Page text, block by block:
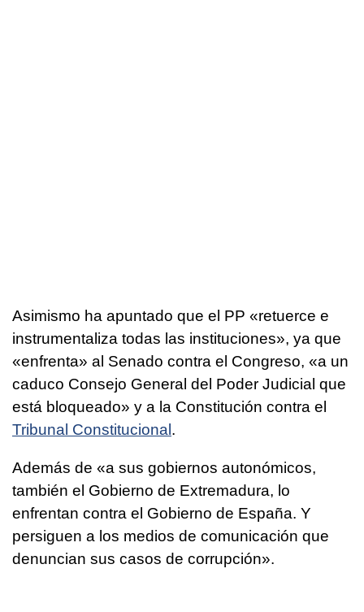
Asimismo ha apuntado que el PP «retuerce e
instrumentaliza todas las instituciones», ya que
«enfrenta» al Senado contra el Congreso, «a un
caduco Consejo General del Poder Judicial que
está bloqueado» y a la Constitución contra el
Tribunal Constitucional .
Además de «a sus gobiernos autonómicos,
también el Gobierno de Extremadura, lo
enfrentan contra el Gobierno de España. Y
persiguen a los medios de comunicación que
denuncian sus casos de corrupción».